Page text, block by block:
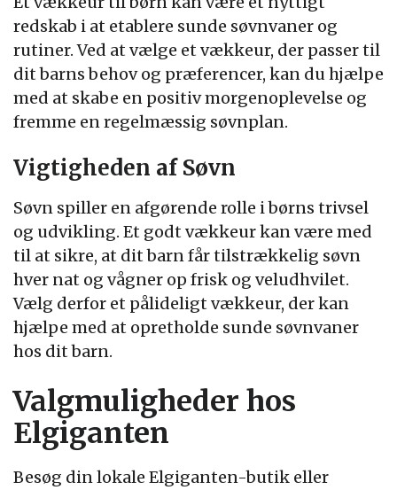
redskab i at etablere sunde søvnvaner og
rutiner. Ved at vælge et vækkeur, der passer til
dit barns behov og præferencer, kan du hjælpe
med at skabe en positiv morgenoplevelse og
fremme en regelmæssig søvnplan.
Vigtigheden af Søvn
Søvn spiller en afgørende rolle i børns trivsel
og udvikling. Et godt vækkeur kan være med
til at sikre, at dit barn får tilstrækkelig søvn
hver nat og vågner op frisk og veludhvilet.
Vælg derfor et pålideligt vækkeur, der kan
hjælpe med at opretholde sunde søvnvaner
hos dit barn.
Valgmuligheder hos
Elgiganten
Besøg din lokale Elgiganten-butik eller